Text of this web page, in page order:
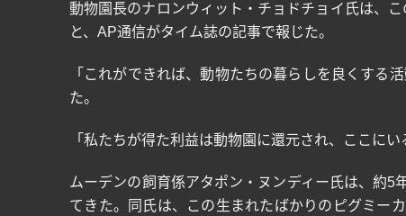
動物園長のナロンウィット・チョドチョイ氏は、
と、 AP通信がタイム誌の記事で報じた。
「これができれば、動物たちの暮らしを良くする
た。
「私たちが得た利益は動物園に還元され、ここに
ムーデンの飼育係アタポン・ヌンディー氏は、約5
てきた。同氏は、この生まれたばかりのピグミー